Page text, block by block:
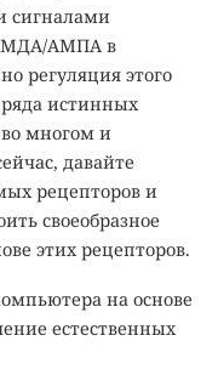
сигналами
АМПА в
регуляция этого
ряда истинных
многом и
давайте
рецепторов и
своеобразное
этих рецепторов.
на основе
естественных